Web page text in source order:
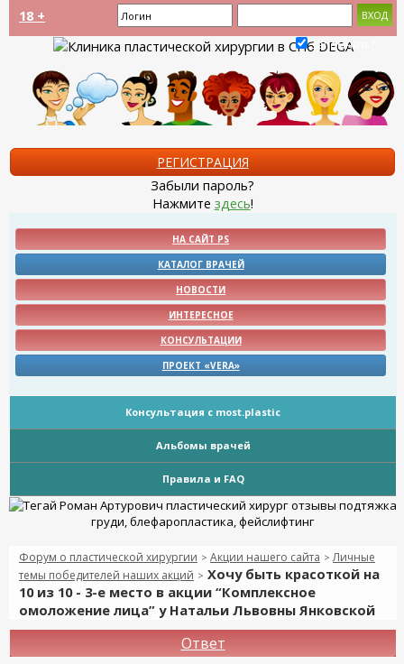
18 +
Запомнить?
РЕГИСТРАЦИЯ
Забыли пароль?
Нажмите здесь!
НА САЙТ PS
КАТАЛОГ ВРАЧЕЙ
НОВОСТИ
ИНТЕРЕСНОЕ
КОНСУЛЬТАЦИИ
ПРОЕКТ «VERA»
Консультация с most.plastic
Альбомы врачей
Правила и FAQ
Форум о пластической хирургии > Акции нашего сайта >Личные
темы победителей наших акций > Хочу быть красоткой на
10 из 10 - 3-е место в акции “Комплексное
омоложение лица” у Натальи Львовны Янковской
Ответ